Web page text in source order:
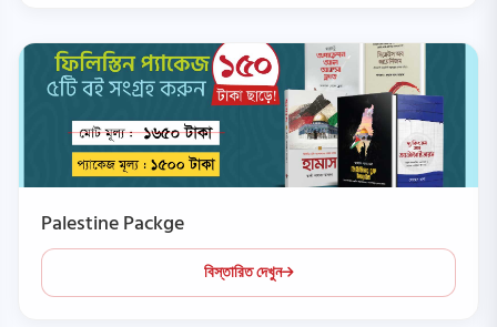
Palestine Packge
বিস্তারিত দেখুন